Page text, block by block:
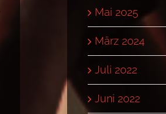
Mai 2025
März 2024
Juli 2022
Juni 2022